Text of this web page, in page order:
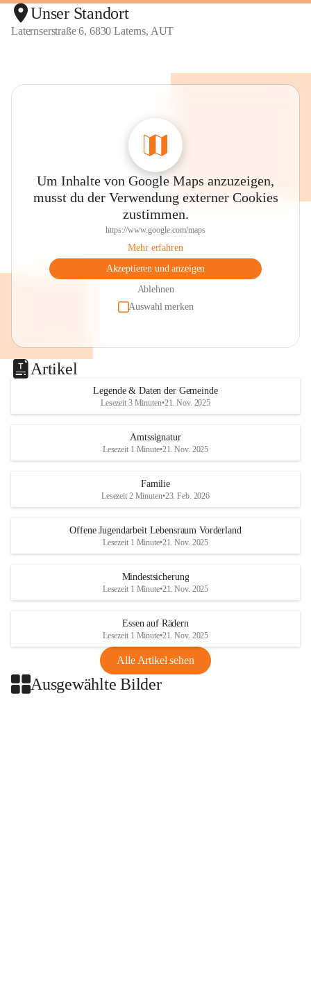
Unser Standort
Laternserstraße 6, 6830 Laterns, AUT
Um Inhalte von Google Maps anzuzeigen,
musst du der Verwendung externer Cookies
zustimmen.
https://www.google.com/maps
Mehr erfahren
Akzeptieren und anzeigen
Ablehnen
Auswahl merken
Artikel
Legende & Daten der Gemeinde
Lesezeit 3 Minuten•21. Nov. 2025
Amtssignatur
Lesezeit 1 Minute•21. Nov. 2025
Familie
Lesezeit 2 Minuten•23. Feb. 2026
Offene Jugendarbeit Lebensraum Vorderland
Lesezeit 1 Minute•21. Nov. 2025
Mindestsicherung
Lesezeit 1 Minute•21. Nov. 2025
Essen auf Rädern
Lesezeit 1 Minute•21. Nov. 2025
Alle Artikel sehen
Ausgewählte Bilder